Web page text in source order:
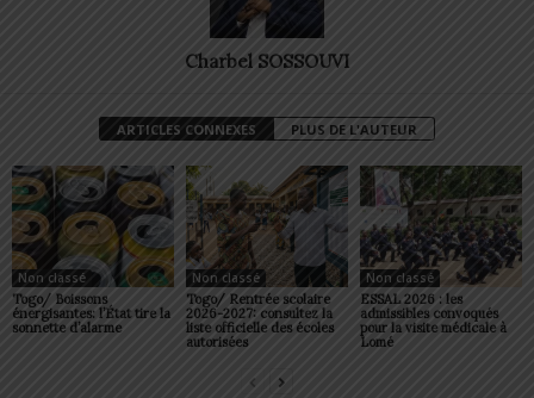
Charbel SOSSOUVI
ARTICLES CONNEXES PLUS DE L'AUTEUR
Non classé
Togo/ Boissons
énergisantes: l’État tire la
sonnette d’alarme
Non classé
Togo/ Rentrée scolaire
2026-2027: consultez la
liste officielle des écoles
autorisées
Non classé
ESSAL 2026 : les
admissibles convoqués
pour la visite médicale à
Lomé